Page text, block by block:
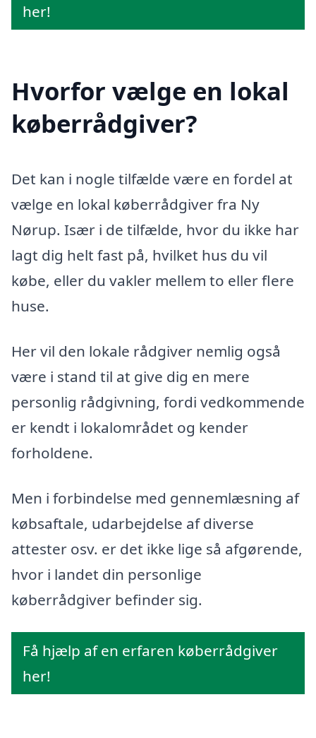
her!
Hvorfor vælge en lokal
køberrådgiver?
Det kan i nogle tilfælde være en fordel at
vælge en lokal køberrådgiver fra Ny
Nørup. Især i de tilfælde, hvor du ikke har
lagt dig helt fast på, hvilket hus du vil
købe, eller du vakler mellem to eller flere
huse.
Her vil den lokale rådgiver nemlig også
være i stand til at give dig en mere
personlig rådgivning, fordi vedkommende
er kendt i lokalområdet og kender
forholdene.
Men i forbindelse med gennemlæsning af
købsaftale, udarbejdelse af diverse
attester osv. er det ikke lige så afgørende,
hvor i landet din personlige
køberrådgiver befinder sig.
Få hjælp af en erfaren køberrådgiver
her!